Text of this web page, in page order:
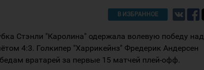
В ИЗБРАННОЕ
Стэнли "Каролина" одержала волевую победу над
4:3. Голкипер "Харрикейнз" Фредерик Андерсен
вратарей за первые 15 матчей плей-офф.